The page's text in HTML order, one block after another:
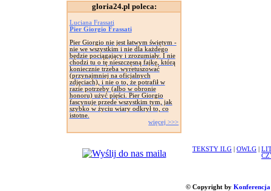
gloria24.pl poleca:
Luciana Frassati
Pier Giorgio Frassati
Pier Giorgio nie jest łatwym świętym -
nie we wszystkim i nie dla każdego
będzie pociągający i zrozumiały. I nie
chodzi tu o tę nieszczęsną fajkę, którą
koniecznie trzeba wyretuszować
(przynajmniej na oficjalnych
zdjęciach), i nie o to, że potrafił w
razie potrzeby (albo w obronie
honoru) użyć pięści. Pier Giorgio
fascynuje przede wszystkim tym, jak
szybko w życiu wiary odkrył to, co
istotne.
więcej >>>
TEKSTY ILG OWLG
© Copyright by Konferencja